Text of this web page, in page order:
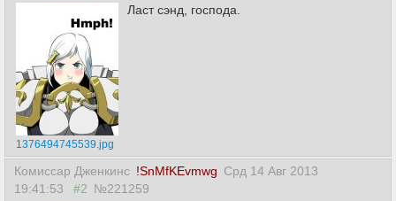
1376494745539.jpg
Ласт сэнд, господа.
Комиссар Дженкинс !SnMfKEvmwg Срд 14 Авг 2013
19:41:53
#2 №221259